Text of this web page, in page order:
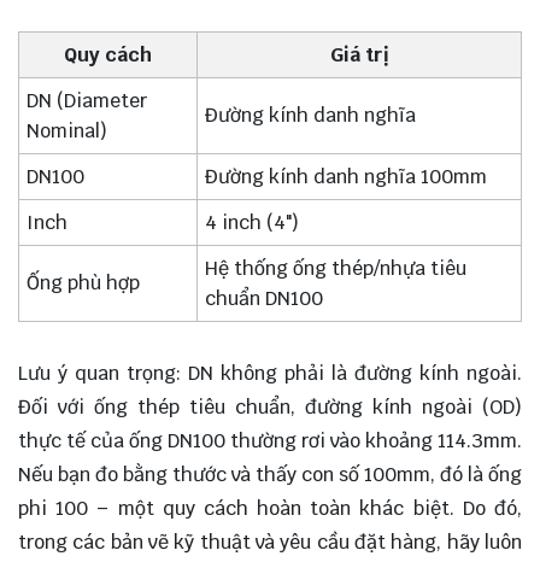
Quy cách
Giá trị
DN (Diameter
Nominal)
Đường kính danh nghĩa
DN100
Đường kính danh nghĩa 100mm
Inch
4 inch (4")
Ống phù hợp
Hệ thống ống thép/nhựa tiêu
chuẩn DN100
Lưu ý quan trọng: DN không phải là đường kính ngoài.
Đối với ống thép tiêu chuẩn, đường kính ngoài (OD)
thực tế của ống DN100 thường rơi vào khoảng 114.3mm.
Nếu bạn đo bằng thước và thấy con số 100mm, đó là ống
phi 100 – một quy cách hoàn toàn khác biệt. Do đó,
trong các bản vẽ kỹ thuật và yêu cầu đặt hàng, hãy luôn